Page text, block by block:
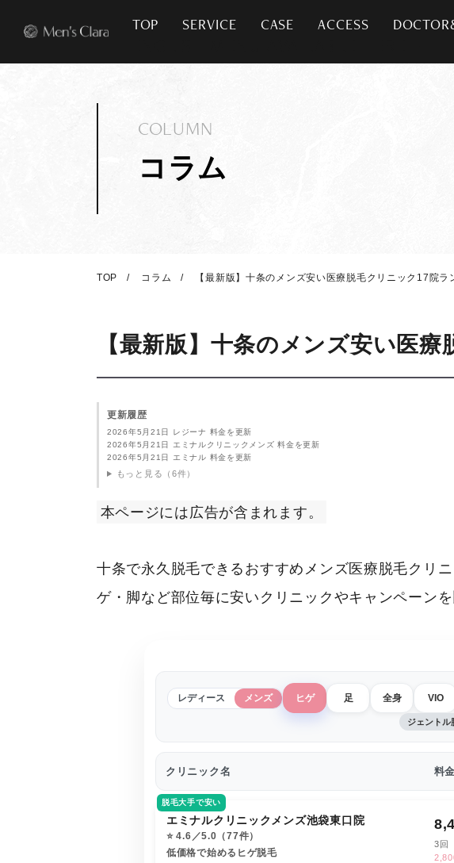
TOP SERVICE CASE ACCESS
コラム
COLUMN
TOP コラム 【最新版】十条のメンズ安い医療脱毛クリニック17院ラ
【最新版】十条のメンズ安い医
更新履歴
2026年5月21日 レジーナ 料金を更新
2026年5月21日 エミナルクリニックメンズ 料金を更新
2026年5月21日 エミナル 料金を更新
もっと見る（6件）
本ページには広告が含まれます。
十条で永久脱毛できるおすすめメンズ医療脱毛クリ
ゲ・脚など部位毎に安いクリニックやキャンペーンを
レディース メンズ ヒゲ 足 全身 VIO
ジェントル
クリニック名 料金
脱毛大手で安い
エミナルクリニックメンズ池袋東口院
⭐️ 4.6／5.0（77件）
低価格で始めるヒゲ脱毛
3回